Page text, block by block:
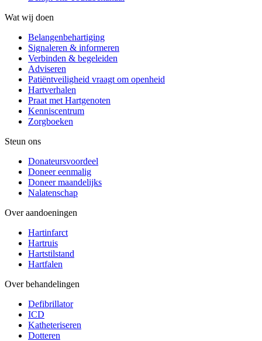
Wat wij doen
Belangenbehartiging
Signaleren & informeren
Verbinden & begeleiden
Adviseren
Patiëntveiligheid vraagt om openheid
Hartverhalen
Praat met Hartgenoten
Kenniscentrum
Zorgboeken
Steun ons
Donateursvoordeel
Doneer eenmalig
Doneer maandelijks
Nalatenschap
Over aandoeningen
Hartinfarct
Hartruis
Hartstilstand
Hartfalen
Over behandelingen
Defibrillator
ICD
Katheteriseren
Dotteren